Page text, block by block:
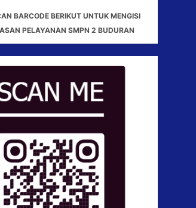
BARCODE BERIKUT UNTUK MENGISI
PELAYANAN SMPN 2 BUDURAN